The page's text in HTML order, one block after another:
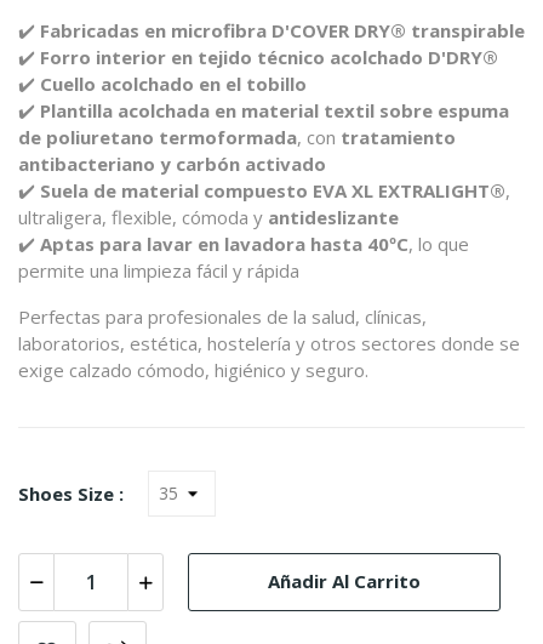
✔️ Fabricadas en microfibra D'COVER DRY® transpirable
✔️ Forro interior en tejido técnico acolchado D'DRY®
✔️ Cuello acolchado en el tobillo
✔️ Plantilla acolchada en material textil sobre espuma
de poliuretano termoformada, con tratamiento
antibacteriano y carbón activado
✔️ Suela de material compuesto EVA XL EXTRALIGHT®,
ultraligera, flexible, cómoda y antideslizante
✔️ Aptas para lavar en lavadora hasta 40ºC, lo que
permite una limpieza fácil y rápida
Perfectas para profesionales de la salud, clínicas,
laboratorios, estética, hostelería y otros sectores donde se
exige calzado cómodo, higiénico y seguro.
Shoes Size :
Añadir Al Carrito